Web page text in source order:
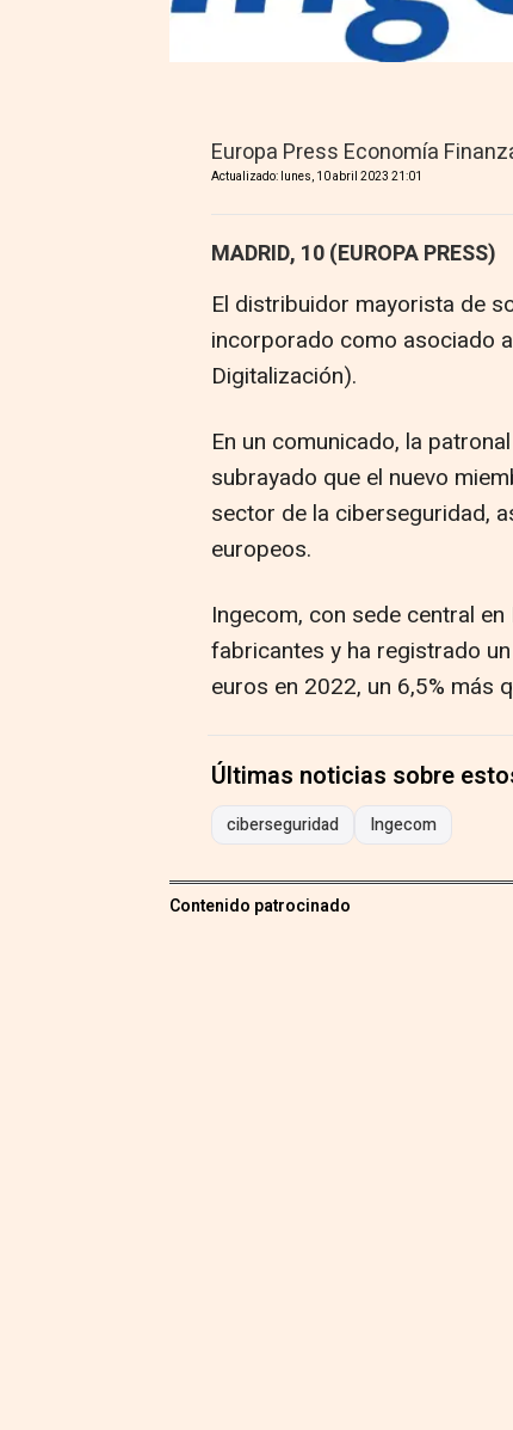
Europa Press Economía
Actualizado: lunes, 10 abril 2023 21:01
MADRID, 10 (EUROPA PRESS)
El distribuidor mayorista de
incorporado como asociado
Digitalización).
En un comunicado, la
subrayado que el nuevo
sector de la ciberseguridad,
europeos.
Ingecom, con sede central
fabricantes y ha registrado
euros en 2022, un 6,5% más
Últimas noticias sobre
ciberseguridad Ingecom
Contenido patrocinado